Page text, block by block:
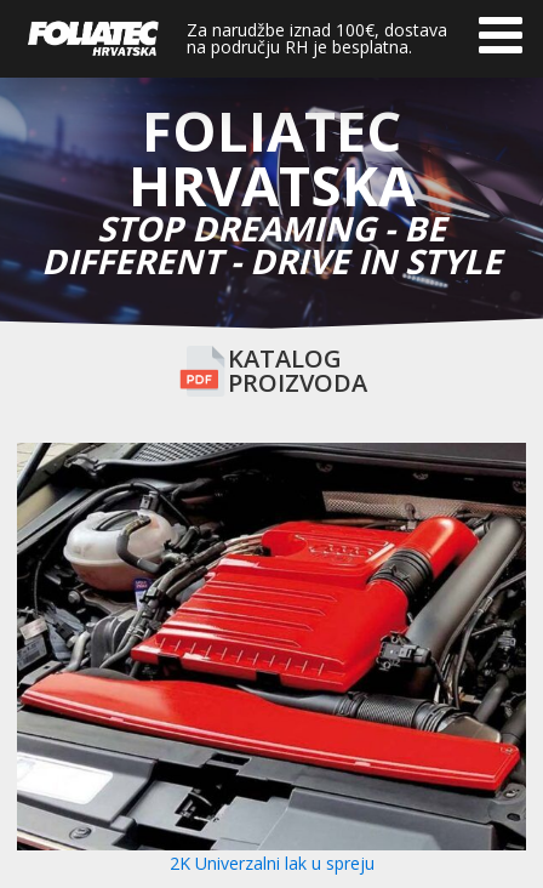
Za narudžbe iznad 100€, dostava
na području RH je besplatna.
FOLIATEC
HRVATSKA
STOP DREAMING - BE
DIFFERENT - DRIVE IN STYLE
KATALOG
PROIZVODA
2K Univerzalni lak u spreju